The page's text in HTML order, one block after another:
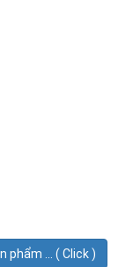
phẩm ... ( Click )